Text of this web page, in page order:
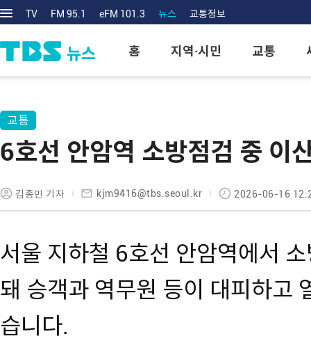
TV FM 95.1 eFM 101.3 뉴스 교통정보
홈 지역·시민 교통
교통
6호선 안암역 소방점검 중 이
김종민 기자 kjm9416@tbs.seoul.kr 2026-06-16
서울 지하철 6호선 안암역에서
돼 승객과 역무원 등이 대피하고
습니다.